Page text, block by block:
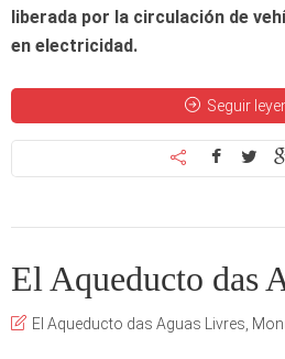
liberada por la circulación de
en electricidad.
Seguir
El Aqueducto das
El Aqueducto das Aguas Livres